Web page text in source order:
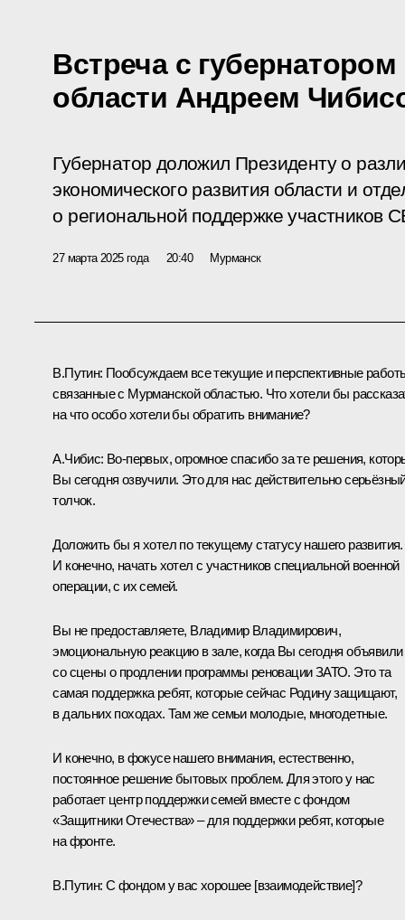
Встреча с
области Андреем
Губернатор доложил Президенту о
экономического развития области и
о региональной поддержке участников
27 марта 2025 года 20:40 Мурманск
В.Путин: Пообсуждаем все текущие и перспективные
связанные с Мурманской областью. Что хотели бы
на что особо хотели бы обратить внимание?
А.Чибис: Во-первых, огромное спасибо за те решения,
Вы сегодня озвучили. Это для нас действительно
толчок.
Доложить бы я хотел по текущему статусу нашего развития.
И конечно, начать хотел с участников специальной военной
операции, с их семей.
Вы не предоставляете, Владимир Владимирович,
эмоциональную реакцию в зале, когда Вы сегодня объявили
со сцены о продлении программы реновации ЗАТО. Это та
самая поддержка ребят, которые сейчас Родину защищают,
в дальних походах. Там же семьи молодые, многодетные.
И конечно, в фокусе нашего внимания, естественно,
постоянное решение бытовых проблем. Для этого у нас
работает центр поддержки семей вместе с фондом
«Защитники Отечества» – для поддержки ребят, которые
на фронте.
В.Путин: С фондом у вас хорошее [взаимодействие]?